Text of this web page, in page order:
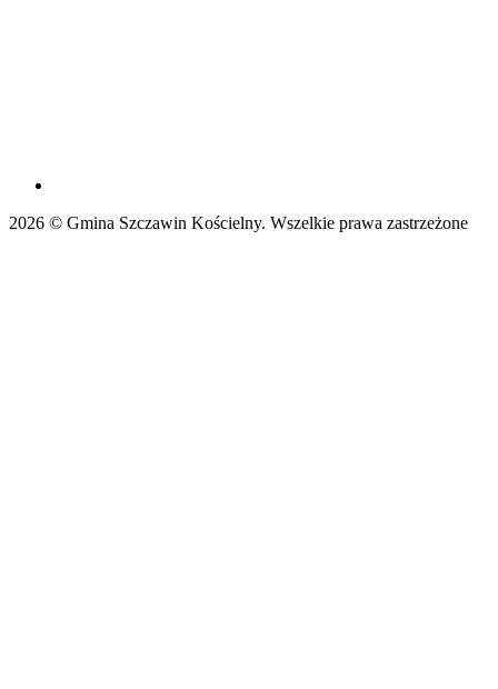
2026 © Gmina Szczawin Kościelny. Wszelkie prawa zastrzeżone